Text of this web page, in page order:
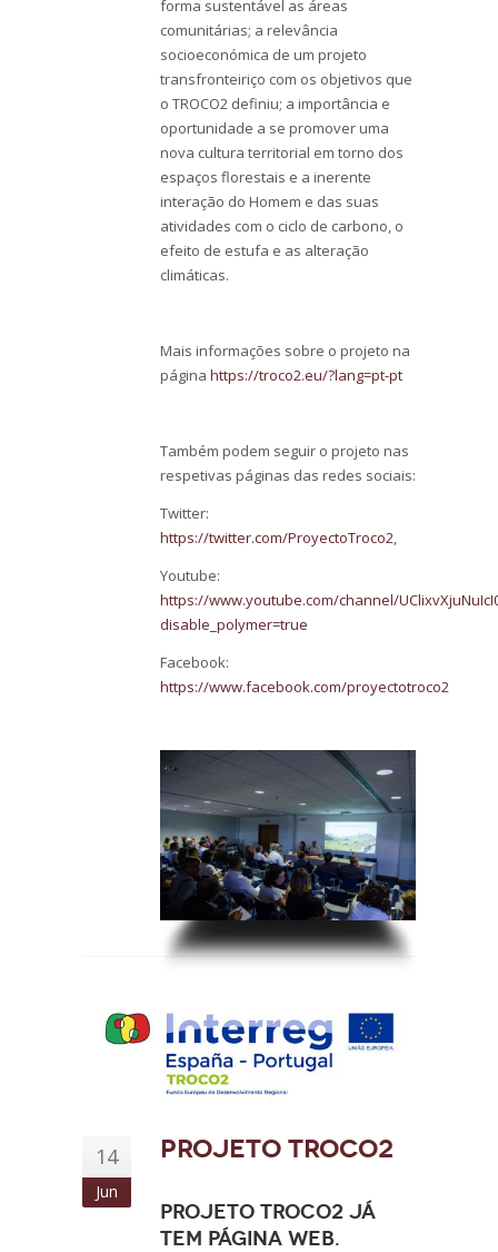
forma sustentável as áreas
comunitárias; a relevância
socioeconómica de um projeto
transfronteiriço com os objetivos que
o TROCO2 definiu; a importância e
oportunidade a se promover uma
nova cultura territorial em torno dos
espaços florestais e a inerente
interação do Homem e das suas
atividades com o ciclo de carbono, o
efeito de estufa e as alteração
climáticas.
Mais informações sobre o projeto na
página https://troco2.eu/?lang=pt-pt
Também podem seguir o projeto nas
respetivas páginas das redes sociais:
Twitter:
https://twitter.com/ProyectoTroco2,
Youtube:
https://www.youtube.com/channel/
disable_polymer=true
Facebook:
https://www.facebook.com/proyectotroco2
14
Jun
Projeto TROCO2
Projeto TROCO2 já
tem página web.